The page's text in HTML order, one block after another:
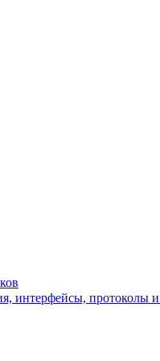
интерфейсы, протоколы и